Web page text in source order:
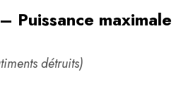
Puissance maximale
détruits)